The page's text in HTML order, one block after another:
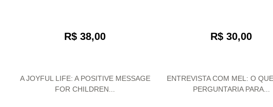
R$ 38,00
A JOYFUL LIFE: A POSITIVE MESSAGE
FOR CHILDREN...
R$ 30,00
ENTREVISTA COM MEL: O
PERGUNTARIA PARA...